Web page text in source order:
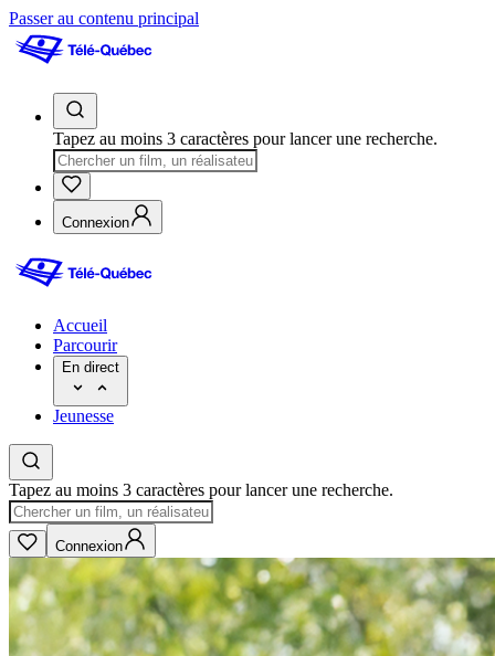
Passer au contenu principal
Tapez au moins 3 caractères pour lancer une recherche.
Connexion
Accueil
Parcourir
En direct
Jeunesse
Tapez au moins 3 caractères pour lancer une recherche.
Connexion